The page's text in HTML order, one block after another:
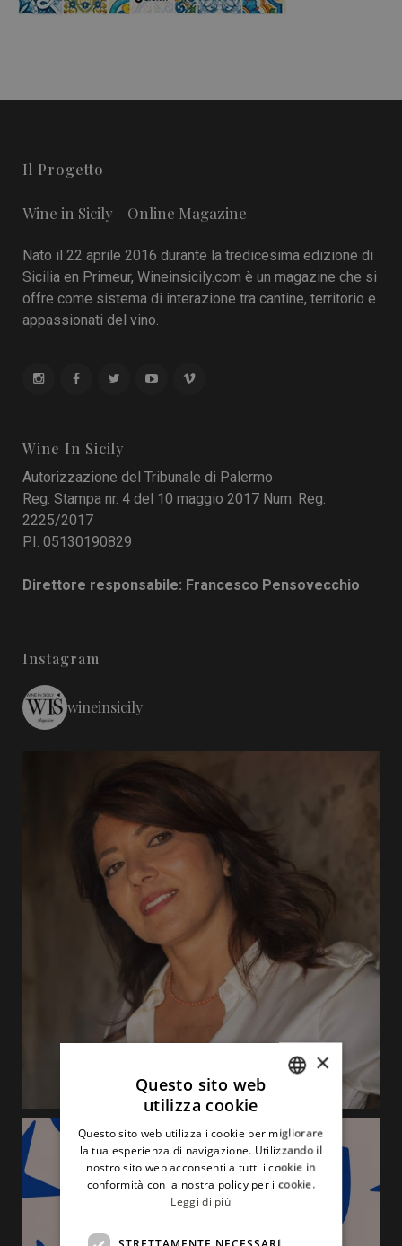
Il Progetto
Wine in Sicily - Online Magazine
Nato il 22 aprile 2016 durante la tredicesima edizione di
Sicilia en Primeur, Wineinsicily.com è un magazine che si
offre come sistema di interazione tra cantine, territorio e
appassionati del vino.
Wine In Sicily
Autorizzazione del Tribunale di Palermo
Reg. Stampa nr. 4 del 10 maggio 2017 Num. Reg.
2225/2017
P.I. 05130190829
Direttore responsabile: Francesco Pensovecchio
Instagram
wineinsicily
ENGLISH
×
Questo sito web
utilizza cookie
Questo sito web utilizza i cookie per migliorare
la tua esperienza di navigazione. Utilizzando il
nostro sito web acconsenti a tutti i cookie in
conformità con la nostra policy per i cookie.
Leggi di più